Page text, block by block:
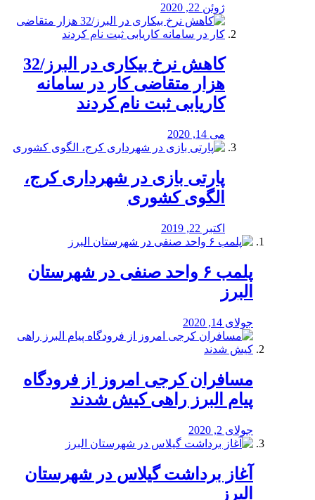
ژوئن 22, 2020
کاهش نرخ بیکاری در البرز/32
هزار متقاضی کار در سامانه
کاریابی ثبت نام کردند
می 14, 2020
پارتی بازی در شهرداری کرج،
الگوی کشوری
اکتبر 22, 2019
پلمب ۶ واحد صنفی در شهرستان
البرز
جولای 14, 2020
مسافران کرجی امروز از فرودگاه
پیام البرز راهی کیش شدند
جولای 2, 2020
آغاز برداشت گیلاس در شهرستان
البرز